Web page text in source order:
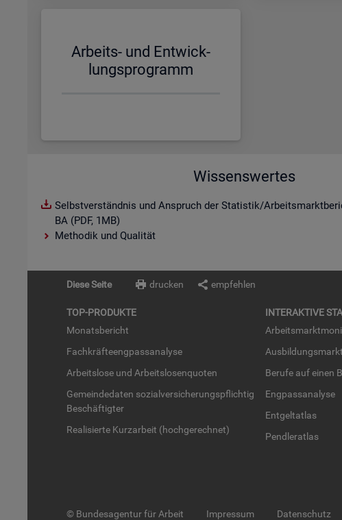
Ar­beits- und Ent­wick­
lungs­pro­gramm
Wissenswertes
Selbstverständnis und Anspruch der Statistik/
BA (PDF, 1MB)
Methodik und Qualität
Diese Seite drucken empfehlen
TOP-PRO­DUK­TE
Mo­nats­be­richt
Fach­kräf­te­eng­pass­ana­ly­se
Ar­beits­lo­se und Ar­beits­lo­sen­quo­ten
Ge­mein­de­da­ten so­zi­al­ver­si­che­rungs­pflich­tig
Be­schäf­tig­ter
Rea­li­sier­te Kurz­ar­beit (hoch­ge­rech­net)
IN­TER­AK­TI­VE
Aus­bil­dungs­markt
Be­ru­fe auf einen
Eng­pass­ana­ly­se
Ent­gel­t­at­las
Pend­ler­at­las
© Bundesagentur für Arbeit Impressum Datenschutz